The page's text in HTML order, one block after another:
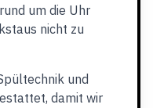
um die Uhr
nicht zu
und
damit wir